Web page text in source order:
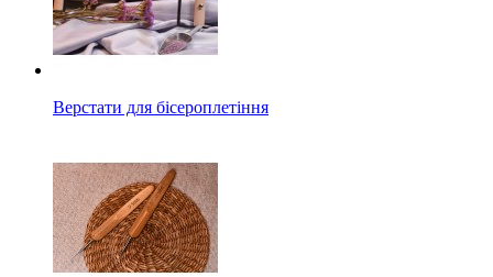
Верстати для бісероплетіння